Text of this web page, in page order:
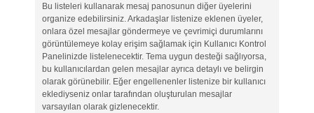
Bu listeleri kullanarak mesaj panosunun diğer üyelerini
organize edebilirsiniz. Arkadaşlar listenize eklenen üyeler,
onlara özel mesajlar göndermeye ve çevrimiçi durumlarını
görüntülemeye kolay erişim sağlamak için Kullanıcı Kontrol
Panelinizde listelenecektir. Tema uygun desteği sağlıyorsa,
bu kullanıcılardan gelen mesajlar ayrıca detaylı ve belirgin
olarak görünebilir. Eğer engellenenler listenize bir kullanıcı
eklediyseniz onlar tarafından oluşturulan mesajlar
varsayılan olarak gizlenecektir.